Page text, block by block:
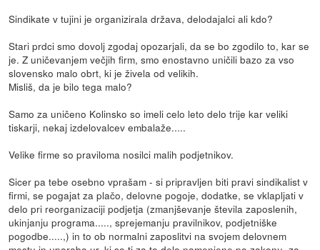
Sindikate v tujini je organizirala država, delodajalci ali kdo?
Stari prdci smo dovolj zgodaj opozarjali, da se bo zgodilo to, kar se
je. Z uničevanjem večjih firm, smo enostavno uničili bazo za vso
slovensko malo obrt, ki je živela od velikih.
Misliš, da je bilo tega malo?
Samo za uničeno Kolinsko so imeli celo leto delo trije kar veliki
tiskarji, nekaj izdelovalcev embalaže.....
Velike firme so praviloma nosilci malih podjetnikov.
Sicer pa tebe osebno vprašam - si pripravljen biti pravi sindikalist v
firmi, se pogajat za plačo, delovne pogoje, dodatke, se vklapljati v
delo pri reorganizaciji podjetja (zmanjševanje števila zaposlenih,
ukinjanju programa....., sprejemanju pravilnikov, podjetniške
pogodbe.....,) in to ob normalni zaposlitvi na svojem delovnem